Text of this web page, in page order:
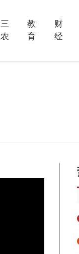
三
农
教
育
财
经